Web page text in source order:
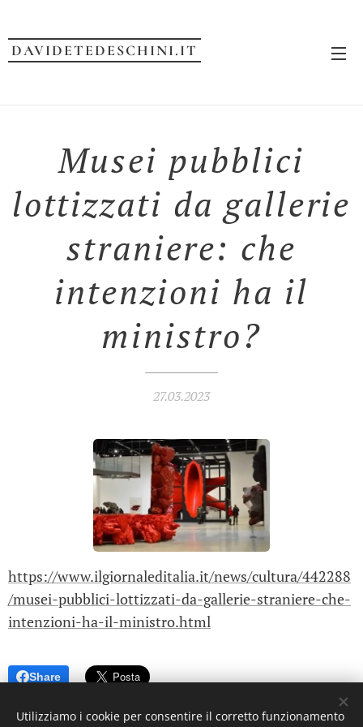
DAVIDETEDESCHINI.IT
Musei pubblici
lottizzati da gallerie
straniere: che
intenzioni ha il
ministro?
27.03.2023
https://www.ilgiornaleditalia.it/news/cultura/442288
/musei-pubblici-lottizzati-da-gallerie-straniere-che-
intenzioni-ha-il-ministro.html
Share
Utilizziamo i cookie per consentire il corretto funzionamento